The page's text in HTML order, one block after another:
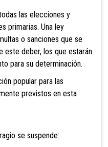
las elecciones y
primarias. Una ley
o sanciones que se
este deber, los que estarán
para su determinación.
popular para las
previstos en esta
se suspende: